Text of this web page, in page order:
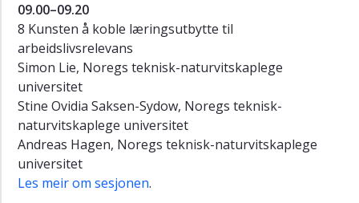
09.00–09.20
8 Kunsten å koble læringsutbytte til
arbeidslivsrelevans
Simon Lie, Noregs teknisk-naturvitskaplege
universitet
Stine Ovidia Saksen-Sydow, Noregs teknisk-
naturvitskaplege universitet
Andreas Hagen, Noregs teknisk-naturvitskaplege
universitet
Les meir om sesjonen.